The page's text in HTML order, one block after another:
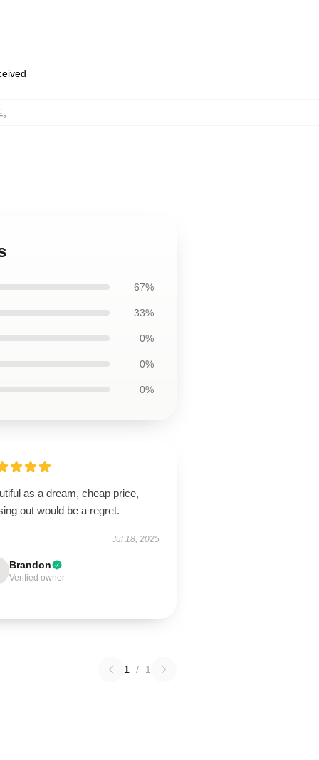
67%
33%
0%
0%
0%
as a dream, cheap price,
out would be a regret.
Jul 18, 2025
Brandon
Verified owner
1 / 1